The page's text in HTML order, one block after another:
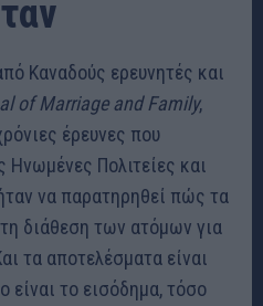
Καναδούς ερευνητές και
of Marriage and Family,
έρευνες που
Ηνωμένες Πολιτείες και
να παρατηρηθεί πώς τα
διάθεση των ατόμων για
τα αποτελέσματα είναι
είναι το εισόδημα, τόσο